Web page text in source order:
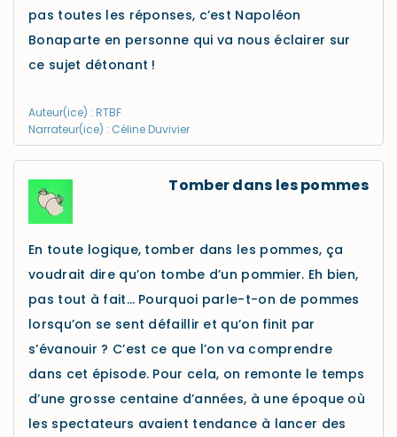
pas toutes les réponses, c’est Napoléon
Bonaparte en personne qui va nous éclairer sur
ce sujet détonant !
Auteur(ice) : RTBF
Narrateur(ice) : Céline Duvivier
Tomber dans les pommes
En toute logique, tomber dans les pommes, ça
voudrait dire qu’on tombe d’un pommier. Eh bien,
pas tout à fait… Pourquoi parle-t-on de pommes
lorsqu’on se sent défaillir et qu’on finit par
s’évanouir ? C’est ce que l’on va comprendre
dans cet épisode. Pour cela, on remonte le temps
d’une grosse centaine d’années, à une époque où
les spectateurs avaient tendance à lancer des